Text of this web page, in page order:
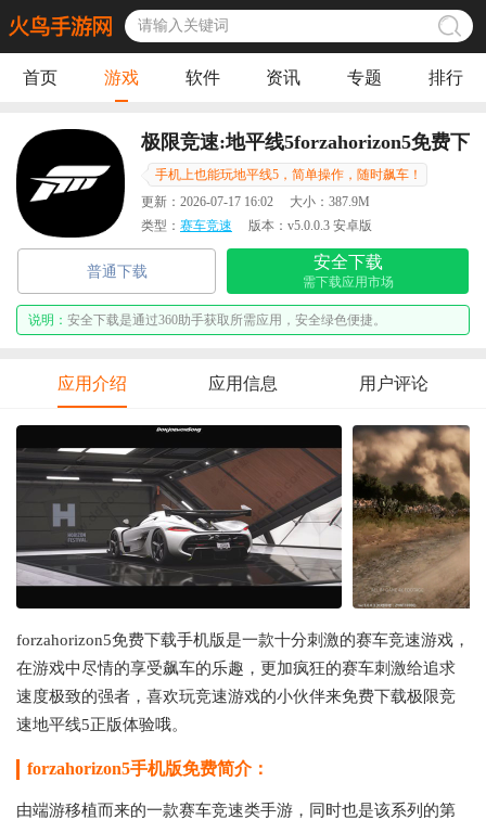
首页 游戏 软件 资讯 专题 排行
极限竞速:地平线5forzahorizon5免费下
载手机版
手机上也能玩地平线5，简单操作，随时飙车！
更新： 2026-07-17 16:02 大小： 387.9M
类型： 赛车竞速 版本： v5.0.0.3 安卓版
普通下载
安全下载
需下载应用市场
说明： 安全下载是通过360助手获取所需应用，安全绿色便捷。
应用介绍 应用信息 用户评论
forzahorizon5免费下载手机版是一款十分刺激的赛车竞速游戏，
在游戏中尽情的享受飙车的乐趣，更加疯狂的赛车刺激给追求
速度极致的强者，喜欢玩竞速游戏的小伙伴来免费下载极限竞
速地平线5正版体验哦。
forzahorizon5手机版免费简介：
由端游移植而来的一款赛车竞速类手游，同时也是该系列的第